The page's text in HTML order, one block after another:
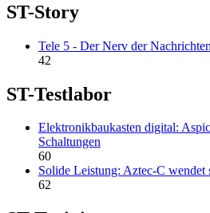
ST-Story
Tele 5 - Der Nerv der
42
ST-Testlabor
Elektronikbaukasten digital:
Schaltungen
60
Solide Leistung: Aztec-C wendet
62